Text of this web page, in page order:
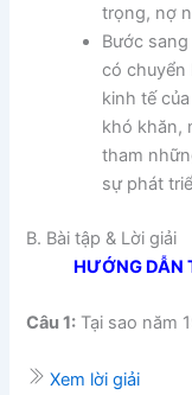
trọng, nợ
Bước
có chuyển
kinh tế
khó khăn,
tham
sự phát
B. Bài tập & Lời giải
HƯỚNG DẪN
Câu 1: Tại sao năm
Xem lời giải